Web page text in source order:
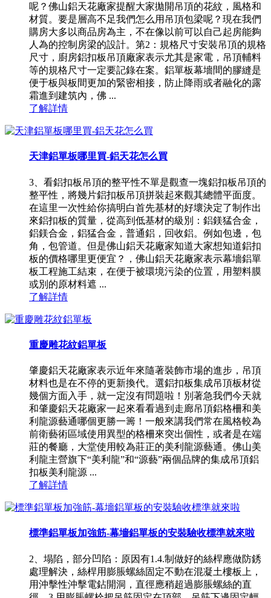
呢？佛山鋁天花廠家提醒大家拋開吊頂的花紋，風格和
材質。要是層高不足我們怎么用吊頂包梁呢？現在我們
購房大多以商品房為主，不在像以前可以自己起房能夠
人為的控制房梁的設計。第2：規格尺寸安裝吊頂的規格
尺寸，廚房鋁扣板吊頂廠家表示尤其是家電，吊頂輔料
等的規格尺寸一定要記錄在案。鋁單板幕墻間的膠縫是
便于板與板間更加的緊密相接，防止降雨或者融化的露
霜進到建筑內，佛 ...
了解詳情
天津鋁單板哪里買-鋁天花怎么買
3、看鋁扣板吊頂的整平性不單是觀查一塊鋁扣板吊頂的
整平性，將幾片鋁扣板吊頂拼裝起來觀其總體平面度。
在這里一次性給你搞明白首先基材的好壞決定了制作出
來鋁扣板的質量，從高到低基材的級別：鋁鎂猛合金，
鋁鎂合金，鋁猛合金，普通鋁，回收鋁。例如包邊，包
角，包管道。但是佛山鋁天花廠家知道大家想知道鋁扣
板的價格哪里更便宜？，佛山鋁天花廠家表示幕墻鋁單
板工程施工結束，在便于被環境污染的位置，用塑料膜
或別的原材料遮 ...
了解詳情
重慶雕花紋鋁單板
肇慶鋁天花廠家表示近年來隨著裝飾市場的進步，吊頂
材料也是在不停的更新換代。選鋁扣板集成吊頂板材從
幾個方面入手，就一定沒有問題啦！別著急我們今天就
和肇慶鋁天花廠家一起來看看過到走廊吊頂鋁格柵和美
利龍源藝通哪個更勝一籌！一般來講我們常在風格較為
前衛藝術區域使用異型的格柵來突出個性，或者是在端
莊的餐廳，大堂使用較為莊正的美利龍源藝通。佛山美
利龍主營旗下“美利龍”和“源藝”兩個品牌的集成吊頂鋁
扣板美利龍源 ...
了解詳情
標準鋁單板加強筋-幕墻鋁單板的安裝驗收標準就來啦
2、塌陷，部分凹陷：原因有1.4.制做好的絲桿應做防銹
處理解決，絲桿用膨脹螺絲固定不動在混凝土樓板上，
用沖擊性沖擊電鉆開洞，直徑應稍超過膨脹螺絲的直